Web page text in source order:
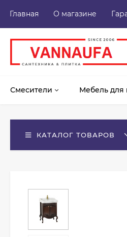
Главная О магазине
Смесители Мебель для
КАТАЛОГ ТОВАРОВ